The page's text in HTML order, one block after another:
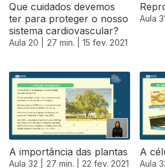
Que cuidados devemos
ter para proteger o nosso
sistema cardiovascular?
Aula 20 | 27 min. | 15 fev. 2021
Aula 31
A importância das plantas
Aula 32 | 27 min. | 22 fev. 2021
A
Aula